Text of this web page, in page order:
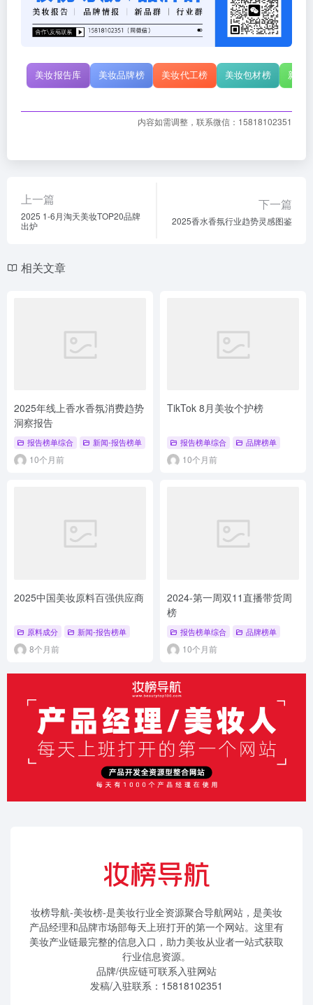
美妆报告库 美妆品牌榜 美妆代工榜 美妆包材榜 新原
内容如需调整，联系微信：15818102351
上一篇
2025 1-6月淘天美妆TOP20品牌
出炉
下一篇
2025香水香氛行业趋势灵感图鉴
相关文章
2025年线上香水香氛消费趋势
洞察报告
报告榜单综合 新闻-报告榜单
10个月前
TikTok 8月美妆个护榜
报告榜单综合 品牌榜单
10个月前
2025中国美妆原料百强供应商
原料成分 新闻-报告榜单
8个月前
2024-第一周双11直播带货周
榜
报告榜单综合 品牌榜单
10个月前
妆榜导航-美妆榜-是美妆行业全资源聚合导航网站，是美妆
产品经理和品牌市场部每天上班打开的第一个网站。这里有
美妆产业链最完整的信息入口，助力美妆从业者一站式获取
行业信息资源。
品牌/供应链可联系入驻网站
发稿/入驻联系：15818102351